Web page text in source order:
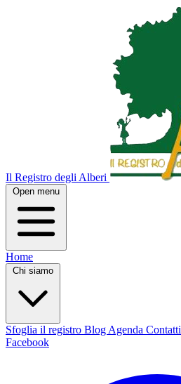
Il Registro degli Alberi
Open menu
Home
Chi siamo
Sfoglia il registro Blog Agenda Contatti
Facebook